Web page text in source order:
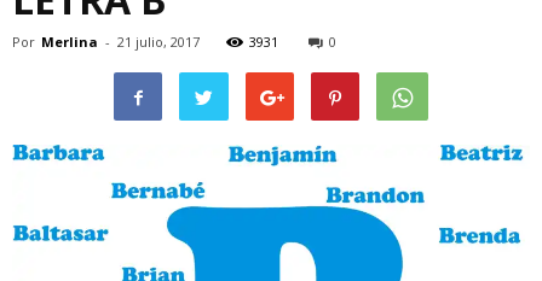
Por Merlina - 21 julio, 2017 3931 0